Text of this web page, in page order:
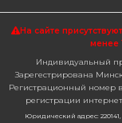
На сайте
менее
Индивидуальный
Зарегестрирована
Регистрационный номер
регистрации
Юридический адрес: